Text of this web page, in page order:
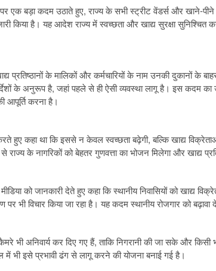
एक बड़ा कदम उठाते हुए, राज्य के सभी स्ट्रीट वेंडर्स और खाने-पीने
किया है। यह आदेश राज्य में स्वच्छता और खाद्य सुरक्षा सुनिश्चित
के मालिकों और कर्मचारियों के नाम उनकी दुकानों के
के अनुरूप है, जहां पहले से ही ऐसी व्यवस्था लागू है। इस कदम का
आपूर्ति करना है।
कहा था कि इससे न केवल स्वच्छता बढ़ेगी, बल्कि खाद्य विक्रेताओं
के नागरिकों को बेहतर गुणवत्ता का भोजन मिलेगा और खाद्य
को जानकारी देते हुए कहा कि स्थानीय निवासियों को खाद्य
भी विचार किया जा रहा है। यह कदम स्थानीय रोजगार को बढ़ावा
भी अनिवार्य कर दिए गए हैं, ताकि निगरानी की जा सके और किसी
भी इसे प्रभावी ढंग से लागू करने की योजना बनाई गई है।